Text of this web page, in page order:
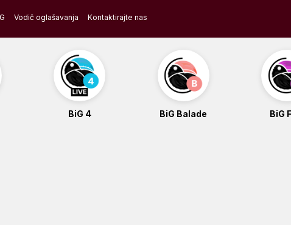
Vodič oglašavanja Kontaktirajte nas
BiG 4 BiG Balade BiG